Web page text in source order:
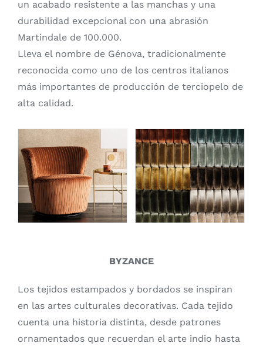
un acabado resistente a las manchas y una
durabilidad excepcional con una abrasión
Martindale de 100.000.
Lleva el nombre de Génova, tradicionalmente
reconocida como uno de los centros italianos
más importantes de producción de terciopelo de
alta calidad.
BYZANCE
Los tejidos estampados y bordados se inspiran
en las artes culturales decorativas. Cada tejido
cuenta una historia distinta, desde patrones
ornamentados que recuerdan el arte indio hasta